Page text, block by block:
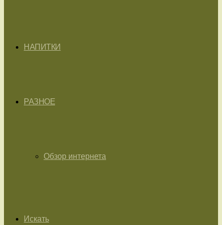
НАПИТКИ
РАЗНОЕ
Обзор интернета
Искать